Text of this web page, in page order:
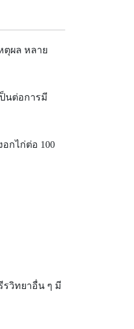
ตุผล หลาย
นต่อการมี
กไก่ต่อ 100
รวิทยาอื่น ๆ มี